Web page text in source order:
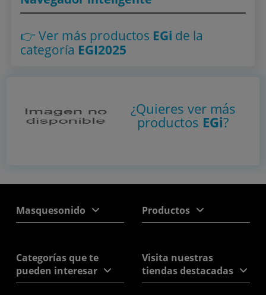
👉 Ver más productos EGi de la
categoría EGI2025
¿Quieres ver más
productos EGi?
Masquesonido Productos
Categorías que te
pueden interesar
Visita nuestras
tiendas destacadas